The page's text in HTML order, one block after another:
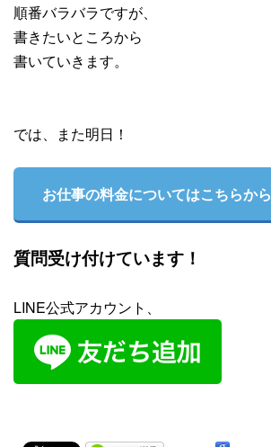
順番バラバラですが、
書きたいところから
書いていきます。
では、また明日！
お仕事の料金についてはこちらから
質問受け付けています！
LINE公式アカウント、